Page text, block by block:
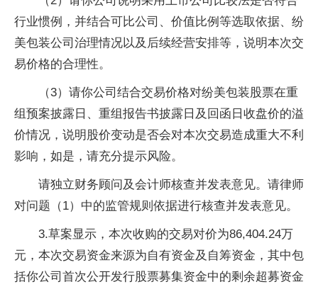
行业惯例，并结合可比公司、价值比例等选取依据、纷
美包装公司治理情况以及后续经营安排等，说明本次交
易价格的合理性。
（3）请你公司结合交易价格对纷美包装股票在重
组预案披露日、重组报告书披露日及回函日收盘价的溢
价情况，说明股价变动是否会对本次交易造成重大不利
影响，如是，请充分提示风险。
请独立财务顾问及会计师核查并发表意见。请律师
对问题（1）中的监管规则依据进行核查并发表意见。
3.草案显示，本次收购的交易对价为86,404.24万
元，本次交易资金来源为自有资金及自筹资金，其中包
括你公司首次公开发行股票募集资金中的剩余超募资金